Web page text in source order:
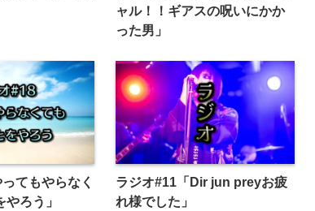
ャル！！ギアスの呪いにかか
った男」
てもやらなく
ろう」
ラジオ#11「Dir jun preyお疲
れ様でした」